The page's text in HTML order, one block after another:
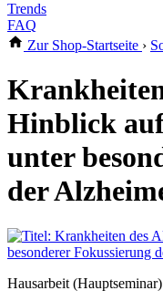
Trends
FAQ
Zur Shop-Startseite ›
Hinblick
unter
der
Hausarbeit